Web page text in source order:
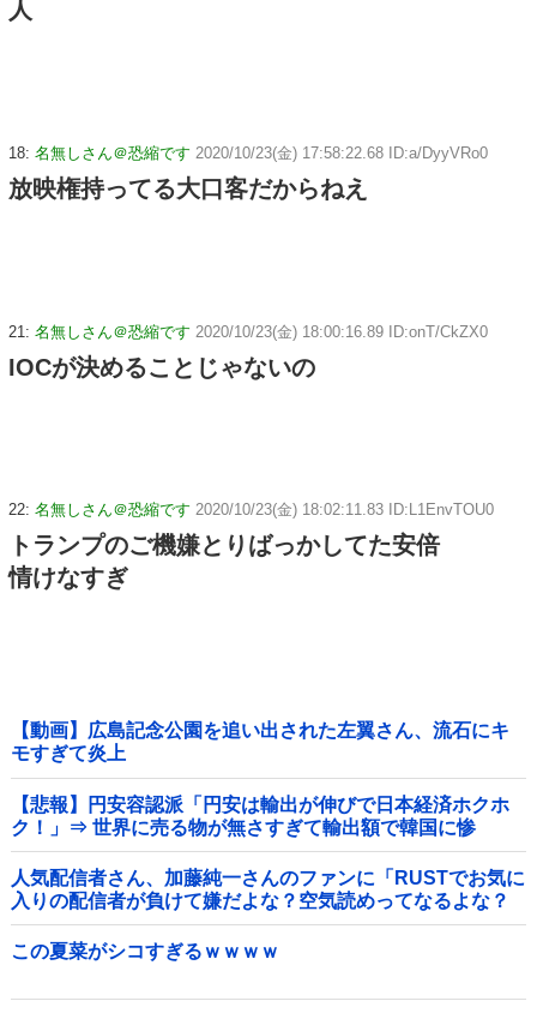
人
18: 名無しさん＠恐縮です 2020/10/23(金) 17:58:22.68 ID:a/DyyVRo0
放映権持ってる大口客だからねえ
21: 名無しさん＠恐縮です 2020/10/23(金) 18:00:16.89 ID:onT/CkZX0
IOCが決めることじゃないの
22: 名無しさん＠恐縮です 2020/10/23(金) 18:02:11.83 ID:L1EnvTOU0
トランプのご機嫌とりばっかしてた安倍
情けなすぎ
【動画】広島記念公園を追い出された左翼さん、流石にキ
モすぎて炎上
【悲報】円安容認派「円安は輸出が伸びで日本経済ホクホ
ク！」⇒ 世界に売る物が無さすぎて輸出額で韓国に惨
敗・・・
人気配信者さん、加藤純一さんのファンに「RUSTでお気に
入りの配信者が負けて嫌だよな？空気読めってなるよな？
その結果がVCR。お前らVCR向いてるよ」→大炎上他
この夏菜がシコすぎるｗｗｗｗ